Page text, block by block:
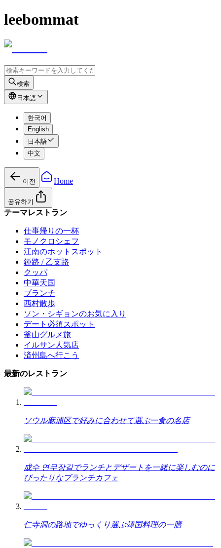
leebommat
検索
日本語
한국어
English
日本語
中文
이전 Home
공유하기
テーマレストラン
仕事帰りの一杯
モノクロシェフ
江南のホットスポット
鍾路 / 乙支路
クッパ
中華天国
ブランチ
西村散歩
ソン・シギョンのお気に入り
デート必須スポット
釜山グルメ旅
イルサン人気店
済州島へ行こう
最新のレストラン
ソウル麻浦区で好みに合わせて選ぶ一食の名店
成수 연무장길でランチとデザートを一緒に楽しむのに
ぴったりなブランチカフェ
仁寺洞の路地でゆっくり選ぶ韓国料理の一膳